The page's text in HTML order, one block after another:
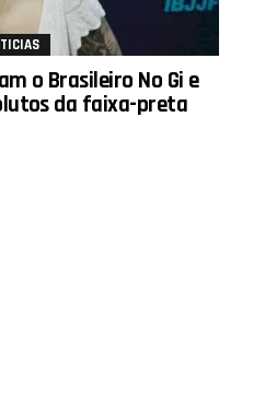
o Brasileiro No Gi e
da faixa-preta